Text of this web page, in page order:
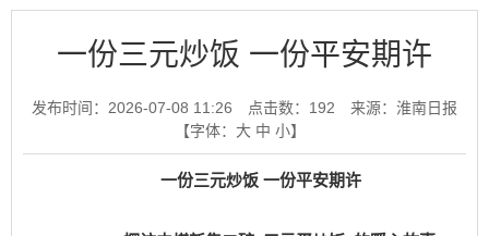
一份三元炒饭 一份平安期许
发布时间：2026-07-08 11:26 点击数： 192
来源：淮南日报
【字体： 大 中 小】
一份三元炒饭 一份平安期许